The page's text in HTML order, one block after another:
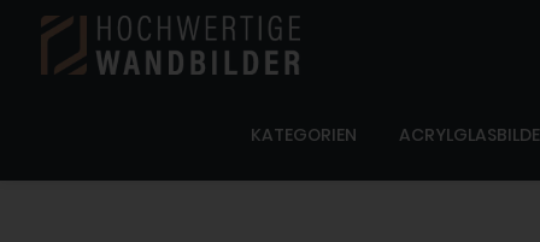
Springe
Inhalt
KATEGORIEN